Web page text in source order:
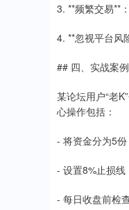
3. **频繁交易**
4. **忽视平台风
## 四、实战案
某论坛用户“老
心操作包括：
- 将资金分为5
- 设置8%止损线
- 每日收盘前检